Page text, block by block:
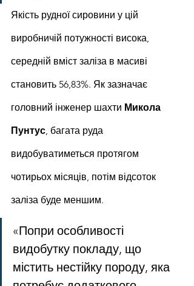
Якість рудної сировини у цій
виробничій потужності висока,
середній вміст заліза в масиві
становить 56,83%. Як зазначає
головний інженер шахти Микола
Пунтус, багата руда
видобуватиметься протягом
чотирьох місяців, потім відсоток
заліза буде меншим.
«Попри особливості
видобутку покладу, що
містить нестійку породу, яка